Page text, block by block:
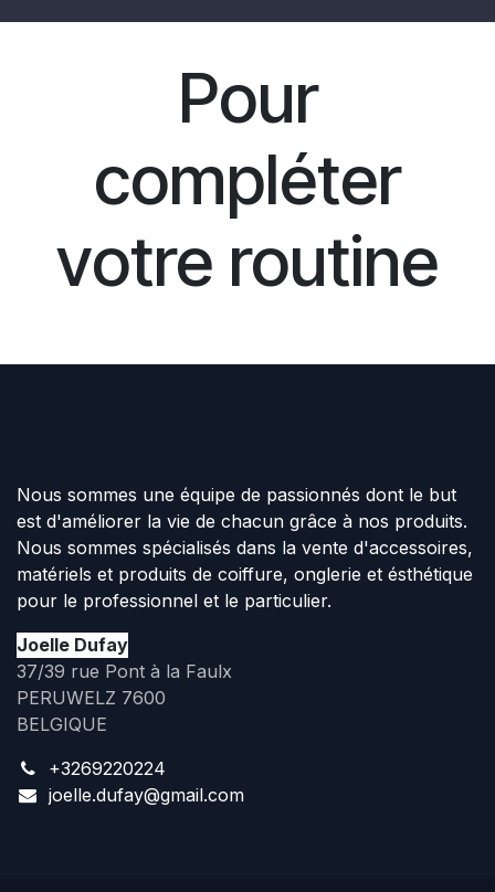
Pour
compléter
votre routine
Nous sommes une équipe de passionnés dont le but
est d'améliorer la vie de chacun grâce à nos produits.
Nous sommes spécialisés dans la vente d'accessoires,
matériels et produits de coiffure, onglerie et ésthétique
pour le professionnel et le particulier.
Joelle Dufay
37/39 rue Pont à la Faulx
PERUWELZ 7600
BELGIQUE
+3269220224
joelle.dufay@gmail.com